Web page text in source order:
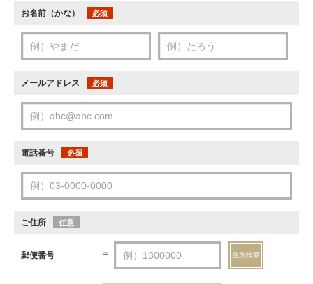
お名前（かな） 必須
メールアドレス 必須
電話番号 必須
ご住所 任意
郵便番号 〒 住所検索